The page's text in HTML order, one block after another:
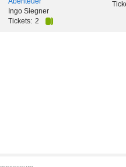
Ingo Siegner
Tickets: 2